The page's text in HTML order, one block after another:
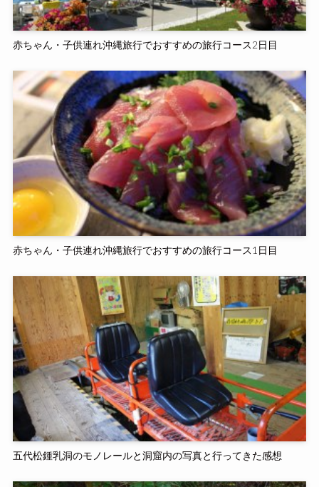
赤ちゃん・子供連れ沖縄旅行でおすすめの旅行コース2日目
赤ちゃん・子供連れ沖縄旅行でおすすめの旅行コース1日目
五代松鍾乳洞のモノレールと洞窟内の写真と行ってきた感想